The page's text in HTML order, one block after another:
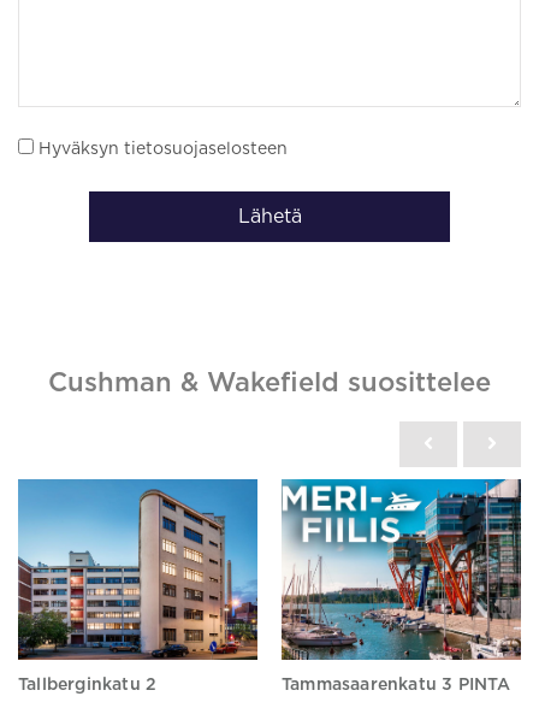
Hyväksyn tietosuojaselosteen
Lähetä
Cushman & Wakefield suosittelee
Tallberginkatu 2 Tammasaarenkatu 3 PINTA